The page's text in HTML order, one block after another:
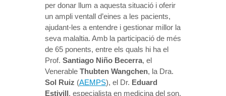
per donar llum a aquesta situació i oferir
un ampli ventall d’eines a les pacients,
ajudant-les a entendre i gestionar millor la
seva malaltia. Amb la participació de més
de 65 ponents, entre els quals hi ha el
Prof. Santiago Niño Becerra, el
Venerable Thubten Wangchen, la Dra.
Sol Ruiz (AEMPS), el Dr. Eduard
Estivill, especialista en medicina del son,